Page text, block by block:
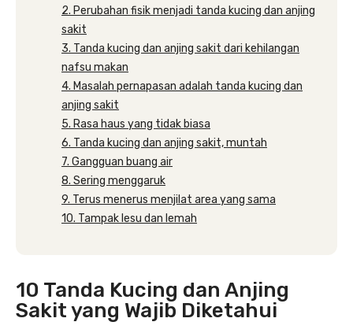
2. Perubahan fisik menjadi tanda kucing dan anjing
sakit
3. Tanda kucing dan anjing sakit dari kehilangan
nafsu makan
4. Masalah pernapasan adalah tanda kucing dan
anjing sakit
5. Rasa haus yang tidak biasa
6. Tanda kucing dan anjing sakit, muntah
7. Gangguan buang air
8. Sering menggaruk
9. Terus menerus menjilat area yang sama
10. Tampak lesu dan lemah
10 Tanda Kucing dan Anjing
Sakit yang Wajib Diketahui